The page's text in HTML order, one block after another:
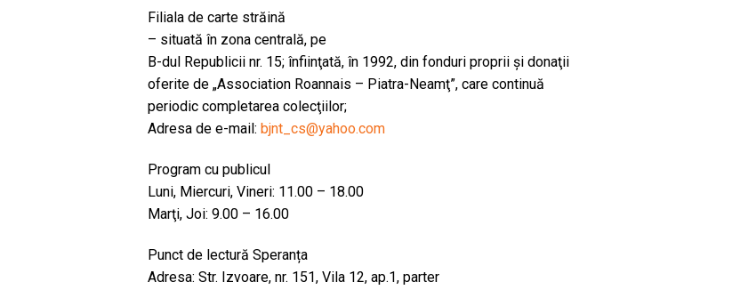
Filiala de carte străină
– situată în zona centrală, pe
B-dul Republicii nr. 15; înfiinţată, în 1992, din fonduri proprii şi donaţii
oferite de „Association Roannais – Piatra-Neamţ”, care continuă
periodic completarea colecţiilor;
Adresa de e-mail: bjnt_cs@yahoo.com
Program cu publicul
Luni, Miercuri, Vineri: 11.00 – 18.00
Marţi, Joi: 9.00 – 16.00
Punct de lectură Speranța
Adresa: Str. Izvoare, nr. 151, Vila 12, ap.1, parter